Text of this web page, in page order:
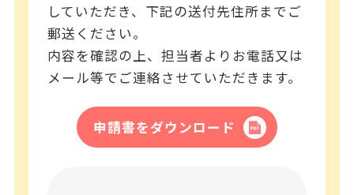
していただき、下記の送付先住所までご
郵送ください。
内容を確認の上、担当者よりお電話又は
メール等でご連絡させていただきます。
申請書をダウンロード